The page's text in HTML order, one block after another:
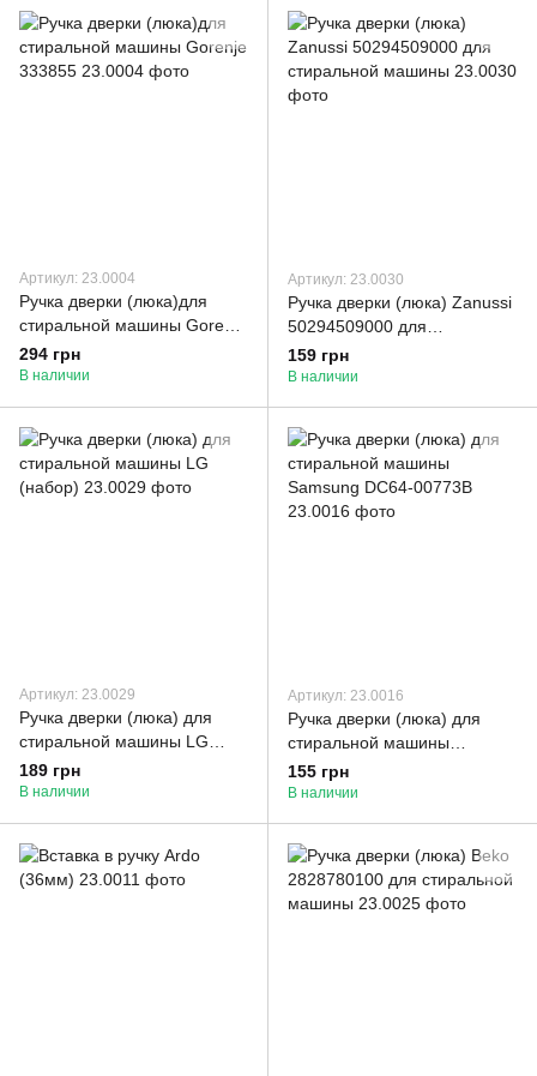
Артикул: 23.0004
Ручка дверки (люка)для
стиральной машины Gorenje
333855
294 грн
В наличии
Артикул: 23.0030
Ручка дверки (люка) Zanussi
50294509000 для
стиральной машины
159 грн
В наличии
Артикул: 23.0029
Ручка дверки (люка) для
стиральной машины LG
(набор)
189 грн
В наличии
Артикул: 23.0016
Ручка дверки (люка) для
стиральной машины
Samsung DC64-00773B
155 грн
В наличии